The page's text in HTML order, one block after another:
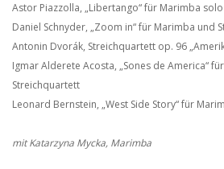
DEUTSCH
Astor Piazzolla, „Libertango“ für Marimba solo
Daniel Schnyder, „Zoom in“ für Marimba und
Antonin Dvorák, Streichquartett op. 96
Igmar Alderete Acosta, „Sones de America“
Streichquartett
Leonard Bernstein, „West Side Story“ für
mit Katarzyna Mycka, Marimba